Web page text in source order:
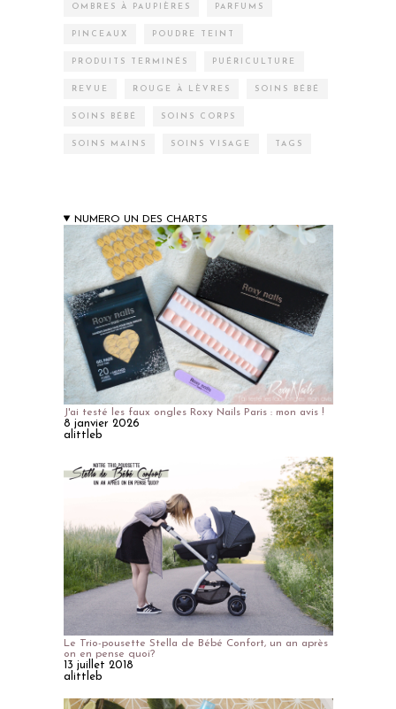
OMBRES À PAUPIÈRES PARFUMS
PINCEAUX POUDRE TEINT
PRODUITS TERMINÉS PUÉRICULTURE
REVUE ROUGE À LÈVRES SOINS BÉBÉ
SOINS BÉBÉ SOINS CORPS
SOINS MAINS SOINS VISAGE TAGS
NUMERO UN DES CHARTS
J'ai testé les faux ongles Roxy Nails Paris : mon avis !
8 janvier 2026
alittleb
Le Trio-pousette Stella de Bébé Confort, un an après
on en pense quoi?
13 juillet 2018
alittleb